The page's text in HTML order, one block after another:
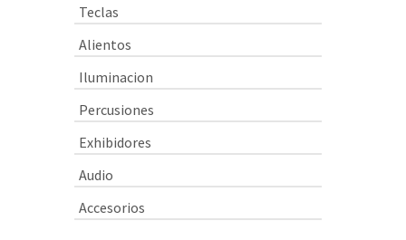
Teclas
Alientos
Iluminacion
Percusiones
Exhibidores
Audio
Accesorios